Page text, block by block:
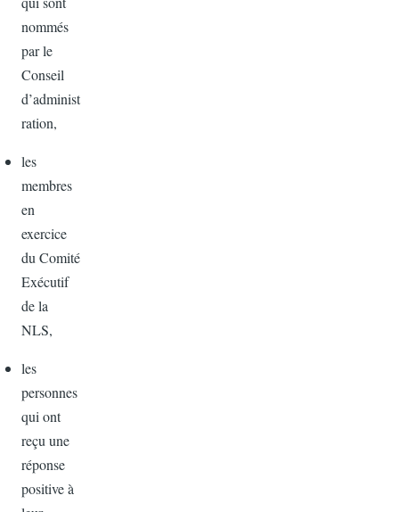
nommés
par le
Conseil
d’administ
ration,
les
membres
en
exercice
du Comité
Exécutif
de la
NLS,
les
personnes
qui ont
reçu une
réponse
positive à